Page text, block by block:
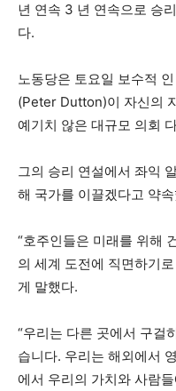
년 연속 3 년 연속으로 승
다.
노동당은 토요일 보수적
(Peter Dutton)이 자신의
예기치 않은 대규모 의회
그의 승리 연설에서 좌익
해 국가를 이끌겠다고 약
“호주인들은 미래를 위해
의 세계 도전에 직면하기
게 말했다.
“우리는 다른 곳에서 구걸
습니다. 우리는 해외에서
에서 우리의 가치와 사람